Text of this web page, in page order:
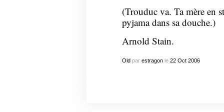
(Trouduc va. Ta mère en
pyjama dans sa douche.)
Arnold Stain.
Oldpar estragonle 22 Oct 2006